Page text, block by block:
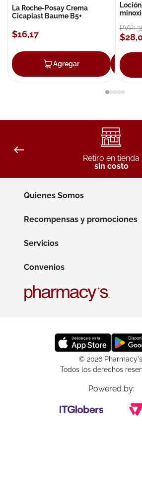
La Roche-Posay Crema
Cicaplast Baume B5+
$16,17
Agregar
PVP:
$28,
Retiro en tienda
sin costo
Quienes Somos
Recompensas y promociones
Servicios
Convenios
© 2026
Todos los derechos
Powered by: